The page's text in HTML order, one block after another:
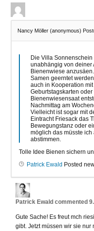
Nancy Möller (anonymous)
Die Villa
unabhängig von deiner
Bienenwiese
Samen geerntet
auch in Kooperation mit
Geburtstagskarten
Bienenwiesensaat
Nachmittag am
Vielleicht ist sogar mit
Eintracht Friesack das
Bewegungstanz oder
möglich das müsste ich
abstimmen.
Tolle Idee Bienen sichern
Patrick Ewald Posted
Patrick Ewald commented
Gute Sache! Es freut mch
gibt. Jetzt müssen wir sie